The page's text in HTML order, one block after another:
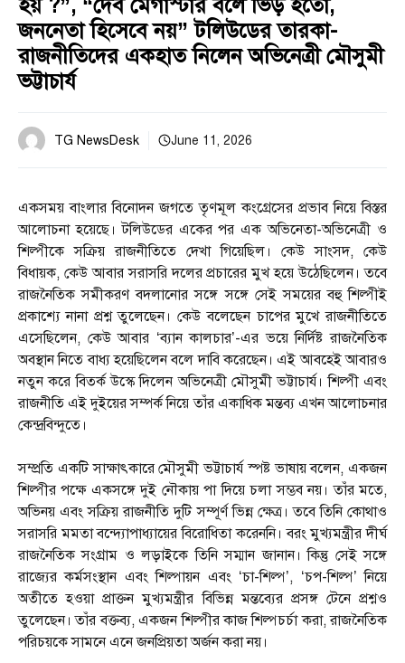
হয় ?”, “দেব মেগাস্টার বলে ভিড় হতো,
জননেতা হিসেবে নয়” টলিউডের তারকা-
রাজনীতিদের একহাত নিলেন অভিনেত্রী মৌসুমী
ভট্টাচার্য
TG NewsDesk June 11, 2026
একসময় বাংলার বিনোদন জগতে তৃণমূল কংগ্রেসের প্রভাব নিয়ে বিস্তর
আলোচনা হয়েছে। টলিউডের একের পর এক অভিনেতা-অভিনেত্রী ও
শিল্পীকে সক্রিয় রাজনীতিতে দেখা গিয়েছিল। কেউ সাংসদ, কেউ
বিধায়ক, কেউ আবার সরাসরি দলের প্রচারের মুখ হয়ে উঠেছিলেন। তবে
রাজনৈতিক সমীকরণ বদলানোর সঙ্গে সঙ্গে সেই সময়ের বহু শিল্পীই
প্রকাশ্যে নানা প্রশ্ন তুলেছেন। কেউ বলেছেন চাপের মুখে রাজনীতিতে
এসেছিলেন, কেউ আবার ‘ব্যান কালচার’-এর ভয়ে নির্দিষ্ট রাজনৈতিক
অবস্থান নিতে বাধ্য হয়েছিলেন বলে দাবি করেছেন। এই আবহেই আবারও
নতুন করে বিতর্ক উস্কে দিলেন অভিনেত্রী মৌসুমী ভট্টাচার্য। শিল্পী এবং
রাজনীতি এই দুইয়ের সম্পর্ক নিয়ে তাঁর একাধিক মন্তব্য এখন আলোচনার
কেন্দ্রবিন্দুতে।
সম্প্রতি একটি সাক্ষাৎকারে মৌসুমী ভট্টাচার্য স্পষ্ট ভাষায় বলেন, একজন
শিল্পীর পক্ষে একসঙ্গে দুই নৌকায় পা দিয়ে চলা সম্ভব নয়। তাঁর মতে,
অভিনয় এবং সক্রিয় রাজনীতি দুটি সম্পূর্ণ ভিন্ন ক্ষেত্র। তবে তিনি কোথাও
সরাসরি মমতা বন্দ্যোপাধ্যায়ের বিরোধিতা করেননি। বরং মুখ্যমন্ত্রীর দীর্ঘ
রাজনৈতিক সংগ্রাম ও লড়াইকে তিনি সম্মান জানান। কিন্তু সেই সঙ্গে
রাজ্যের কর্মসংস্থান এবং শিল্পায়ন এবং ‘চা-শিল্প’, ‘চপ-শিল্প’ নিয়ে
অতীতে হওয়া প্রাক্তন মুখ্যমন্ত্রীর বিভিন্ন মন্তব্যের প্রসঙ্গ টেনে প্রশ্নও
তুলেছেন। তাঁর বক্তব্য, একজন শিল্পীর কাজ শিল্পচর্চা করা, রাজনৈতিক
পরিচয়কে সামনে এনে জনপ্রিয়তা অর্জন করা নয়।